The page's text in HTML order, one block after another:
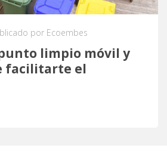
por Ecoembes
limpio móvil y
facilitarte el